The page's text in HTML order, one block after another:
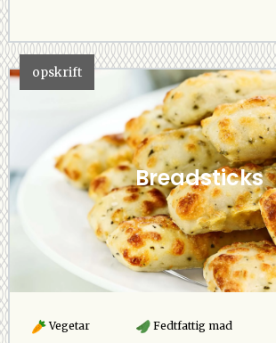
opskrift
Breadsticks
Vegetar Fedtfattig mad